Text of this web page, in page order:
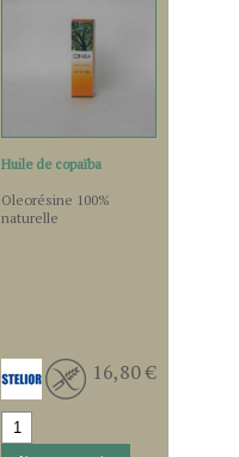
Huile de copaïba
Oleorésine 100%
naturelle
16,80 €